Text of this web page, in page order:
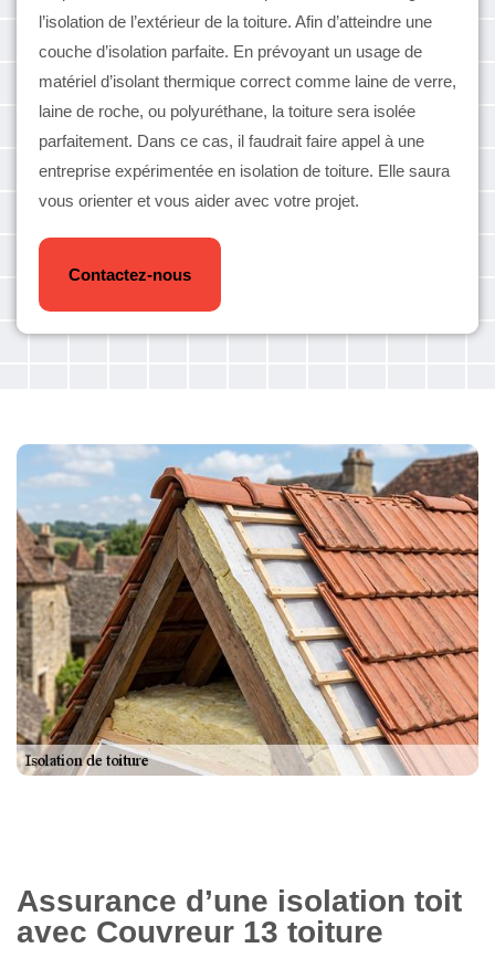
l’isolation de l’extérieur de la toiture. Afin d’atteindre une
couche d’isolation parfaite. En prévoyant un usage de
matériel d’isolant thermique correct comme laine de verre,
laine de roche, ou polyuréthane, la toiture sera isolée
parfaitement. Dans ce cas, il faudrait faire appel à une
entreprise expérimentée en isolation de toiture. Elle saura
vous orienter et vous aider avec votre projet.
Contactez-nous
Assurance d’une isolation toit
avec Couvreur 13 toiture